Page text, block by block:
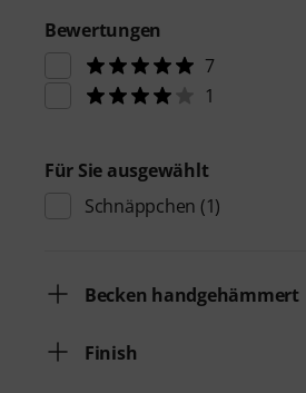
Bewertungen
7
1
Für Sie ausgewählt
Schnäppchen (1)
Becken handgehämmert
Finish